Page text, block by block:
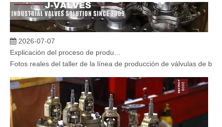
2026-07-07
Fotos reales del taller de la línea de producción de válvulas de